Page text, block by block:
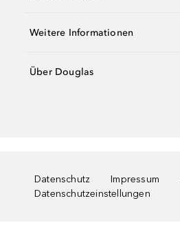
Weitere Informationen
Über Douglas
Datenschutz Impressum
Datenschutzeinstellungen